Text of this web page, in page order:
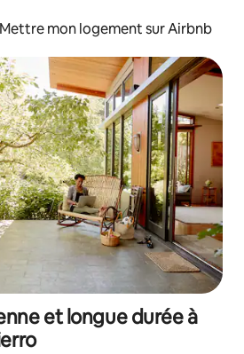
Mettre mon logement sur Airbnb
et longue durée à